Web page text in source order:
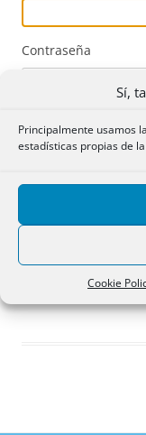
Sí,
Principalmente usamos
estadísticas propias de
Cookie
Contraseña
Acceder
Registro
¿Has